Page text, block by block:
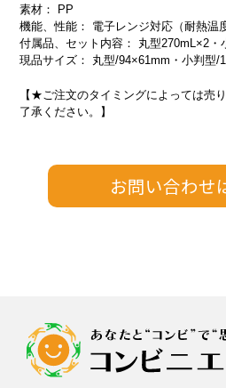
素材： PP
機能、性能： 電子レンジ対応（耐熱温
付属品、セット内容： 丸型270mL×2・
現品サイズ： 丸型/94×61mm・小判型/
【★ご注文のタイミングによっては売
了承ください。】